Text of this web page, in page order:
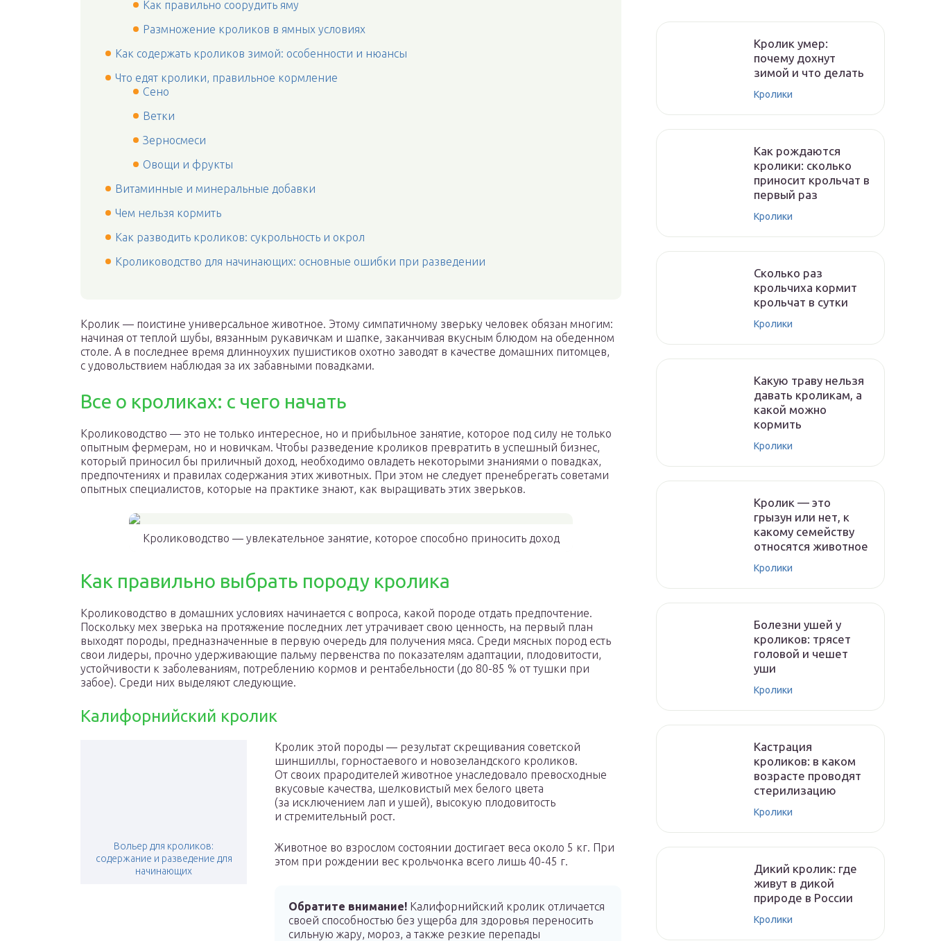
Как правильно соорудить яму
Размножение кроликов в ямных условиях
Как содержать кроликов зимой: особенности и нюансы
Что едят кролики, правильное кормление
Сено
Ветки
Зерносмеси
Овощи и фрукты
Витаминные и минеральные добавки
Чем нельзя кормить
Как разводить кроликов: сукрольность и окрол
Кролиководство для начинающих: основные ошибки при разведении
Кролик — поистине универсальное животное. Этому симпатичному зверьку человек обязан многим:
начиная от теплой шубы, вязанным рукавичкам и шапке, заканчивая вкусным блюдом на обеденном
столе. А в последнее время длинноухих пушистиков охотно заводят в качестве домашних питомцев,
с удовольствием наблюдая за их забавными повадками.
Все о кроликах: с чего начать
Кролиководство — это не только интересное, но и прибыльное занятие, которое под силу не только
опытным фермерам, но и новичкам. Чтобы разведение кроликов превратить в успешный бизнес,
который приносил бы приличный доход, необходимо овладеть некоторыми знаниями о повадках,
предпочтениях и правилах содержания этих животных. При этом не следует пренебрегать советами
опытных специалистов, которые на практике знают, как выращивать этих зверьков.
Кролиководство — увлекательное занятие, которое способно приносить доход
Как правильно выбрать породу кролика
Кролиководство в домашних условиях начинается с вопроса, какой породе отдать предпочтение.
Поскольку мех зверька на протяжение последних лет утрачивает свою ценность, на первый план
выходят породы, предназначенные в первую очередь для получения мяса. Среди мясных пород есть
свои лидеры, прочно удерживающие пальму первенства по показателям адаптации, плодовитости,
устойчивости к заболеваниям, потреблению кормов и рентабельности (до 80-85 % от тушки при
забое). Среди них выделяют следующие.
Калифорнийский кролик
Вольер для кроликов:
содержание и разведение для
начинающих
Кролик этой породы — результат скрещивания советской
шиншиллы, горностаевого и новозеландского кроликов.
От своих прародителей животное унаследовало превосходные
вкусовые качества, шелковистый мех белого цвета
(за исключением лап и ушей), высокую плодовитость
и стремительный рост.
Животное во взрослом состоянии достигает веса около 5 кг. При
этом при рождении вес крольчонка всего лишь 40-45 г.
Обратите внимание! Калифорнийский кролик отличается
своей способностью без ущерба для здоровья переносить
сильную жару, мороз, а также резкие перепады
Кролик умер:
почему дохнут
зимой и что делать
Кролики
Как рождаются
кролики: сколько
приносит крольчат в
первый раз
Кролики
Сколько раз
крольчиха кормит
крольчат в сутки
Кролики
Какую траву нельзя
давать кроликам, а
какой можно
кормить
Кролики
Кролик — это
грызун или нет, к
какому семейству
относятся животное
Кролики
Болезни ушей у
кроликов: трясет
головой и чешет
уши
Кролики
Кастрация
кроликов: в каком
возрасте проводят
стерилизацию
Кролики
Дикий кролик: где
живут в дикой
природе в России
Кролики